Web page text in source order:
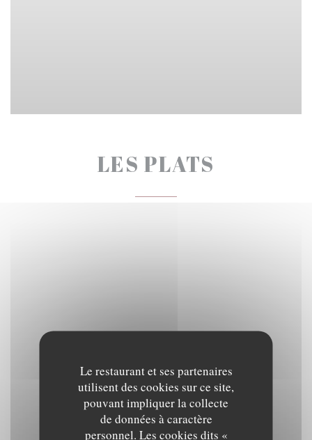
Le restaurant et ses partenaires
utilisent des cookies sur ce site,
pouvant impliquer la collecte
de données à caractère
personnel. Les cookies dits «
LES PLATS